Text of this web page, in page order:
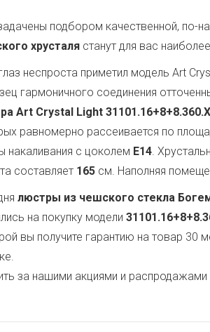
подбором качественной, по-
хрусталя станут для вас
неспроста приметил модель Art
гармоничного соединения
Art Crystal Light
равномерно рассеивается по
накаливания с цоколем E14.
составляет 165 см. Наполняя
люстры из чешского стекла
на покупку модели
вы получите гарантию на товар 30
за нашими акциями и